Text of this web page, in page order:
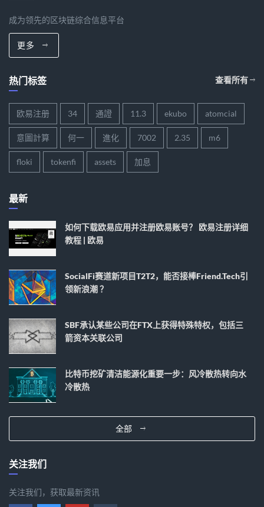
成为领先的区块链综合信息平台
更多
热门标签 查看所有
欧易注册 34 通證 11.3 ekubo atomcial
意圖計算 何一 進化 7002 2.35 m6
floki tokenfi assets 加息
最新
如何下载欧易应用并注册欧易账号？ 欧易注册详细
教程 | 欧易
SocialFi赛道新项目T2T2，能否接棒Friend.tech引
领新浪潮 ？
SBF承认某些公司在FTX上获得特殊特权，包括三
箭资本关联公司
比特币挖矿清洁能源化重要一步：风冷散热转向水
冷散热
全部
关注我们
关注我们，获取最新资讯